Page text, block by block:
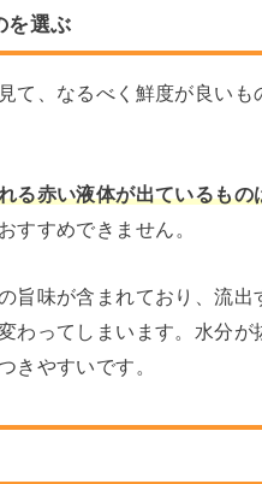
を選ぶ
て、なるべく鮮度が良いも
る赤い液体が出ているもの
すすめできません。
旨味が含まれており、流出
わってしまいます。水分が
きやすいです。